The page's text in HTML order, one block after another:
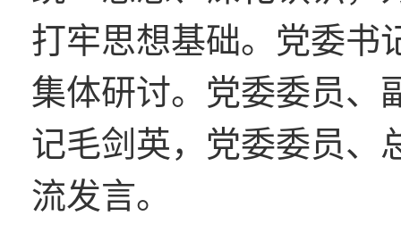
打牢思想基础。党委书
集体研讨。党委委员、
记毛剑英，党委委员、
流发言。